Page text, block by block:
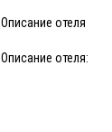
Описание отеля
Описание отеля: